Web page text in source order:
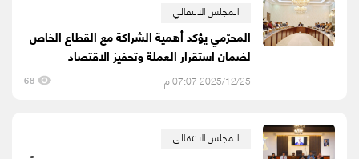
المجلس الانتقالي
المحرّمي يؤكد أهمية الشراكة مع القطاع الخاص
لضمان استقرار العملة وتحفيز الاقتصاد
2025/12/25 07:07 م 68
المجلس الانتقالي